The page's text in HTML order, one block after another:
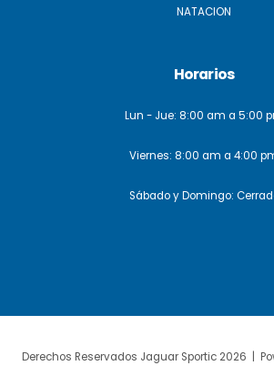
NATACION
Horarios
Lun - Jue: 8:00 am a 5:00
Viernes: 8:00 am a 4:00
Sábado y Domingo:
Derechos Reservados Jaguar Sportic 2026 |